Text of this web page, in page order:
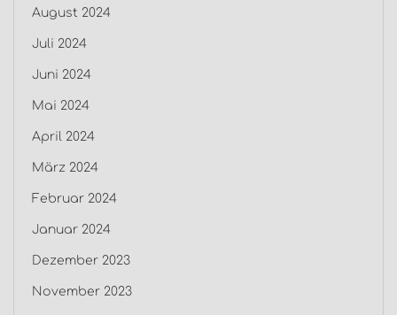
August 2024
Juli 2024
Juni 2024
Mai 2024
April 2024
März 2024
Februar 2024
Januar 2024
Dezember 2023
November 2023